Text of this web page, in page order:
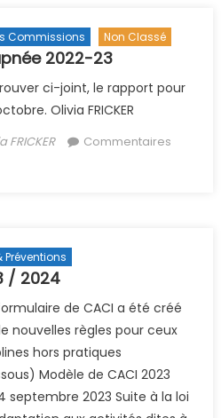
Commissions Non Classé
2022-23
ci-joint, le rapport pour
Olivia FRICKER
FRICKER
Commentaires
/ 2024
de CACI a été créé
nouvelles règles pour ceux
hors pratiques
Modèle de CACI 2023
septembre 2023 Suite à la loi